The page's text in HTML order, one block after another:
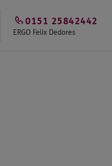
ERGO Felix Dedores
0151 25842442